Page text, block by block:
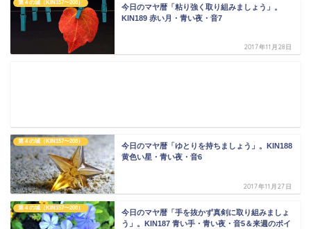
第４の城（KIN157〜208）
今日のマヤ暦「粘り強く取り組みましょう」。
KIN189 赤い月・青い夜・音7
2017年11月28日
第４の城（KIN157〜208）
今日のマヤ暦「ゆとりを持ちましょう」。KIN188
黄色い星・青い夜・音6
2017年11月27日
第４の城（KIN157〜208）
今日のマヤ暦「手を抜かず真剣に取り組みましょ
う」。KIN187 青い手・青い夜・音5＆来週のポイ